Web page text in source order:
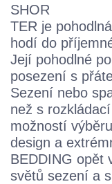
SHOR
TER je
hodí do
Její pohodlné
posezení s
Sezení nebo
než s
možností
design a
BEDDING opět
světů sezení a